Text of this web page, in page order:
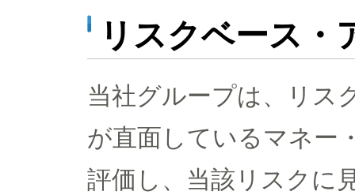
リスクベース・
当社グループは、リス
が直面しているマネー
評価し、当該リスクに